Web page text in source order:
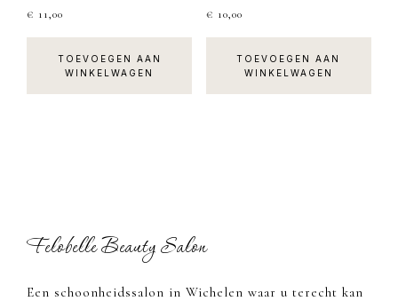
€ 11,00
TOEVOEGEN AAN
WINKELWAGEN
€ 10,00
TOEVOEGEN AAN
WINKELWAGEN
FooterFelobelle Beauty Salon
Een schoonheidssalon in Wichelen waar u terecht kan